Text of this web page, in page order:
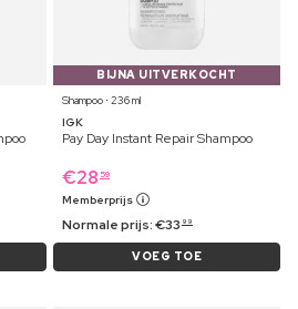
BIJNA UITVERKOCHT
Shampoo ⋅ 236 ml
IGK
Pay Day Instant Repair Shampoo
€28 59
Memberprijs
Normale prijs:€33 99
VOEG TOE